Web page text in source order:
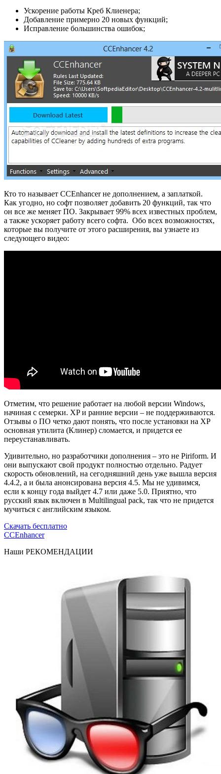
Ускорение работы Креб Клиенера;
Добавление примерно 20 новых функций;
Исправление большинства ошибок;
Кто то называет CCEnhancer не дополнением, а заплаткой.
Как угодно, но софт позволяет добавить 20 функций, так что
он все же меняет ПО. Закрывает 99% всех известных проблем,
а также ускоряет работу всего софта. Обо всех возможностях,
которые вы получите от этого расширения, вы узнаете из
следующего видео:
Отметим, что решение работает на любой версии Windows,
начиная с семерки. XP и ранние версии – не поддерживаются.
Отзывы о ПО четко дают понять, что после установки на XP
основная утилита (Клинер) сломается, и придется ее
переустанавливать.
Удивительно, но разработчики дополнения – это не Piriform. И
они выпускают свой продукт полностью отдельно. Радует
скорость обновлений, на сегодняшний день уже вышла версия
4.4.2, а и была анонсирована версия 4.5. Мы не удивимся,
если к концу года выйдет 4.7 или даже 5.0. Приятно, что
русский язык включен в Multilingual pack, так что не придется
мучиться с английским языком.
Скачать бесплатно
CCEnhancer
Наши РЕКОМЕНДАЦИИ